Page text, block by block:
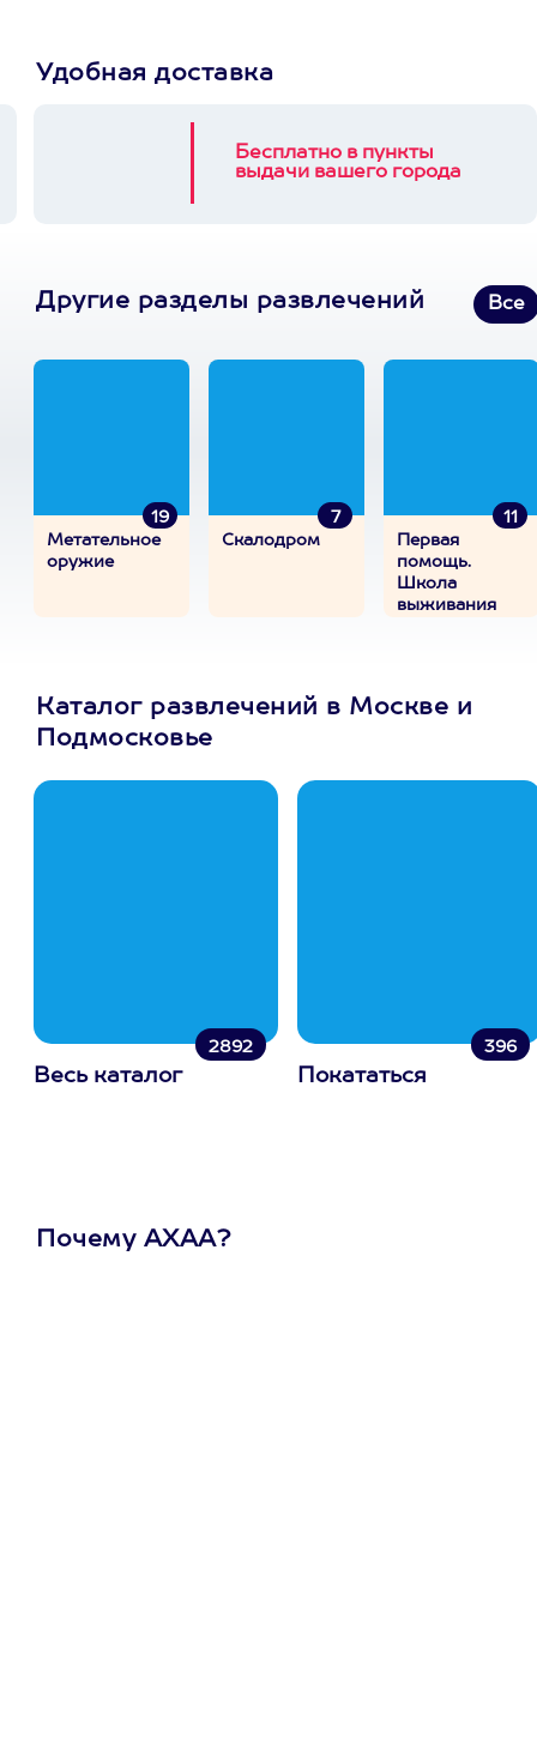
Удобная доставка
Бесплатно в пункты
выдачи вашего города
Другие разделы развлечений Все
19
Метательное
оружие
7
Скалодром
11
Первая
помощь.
Школа
выживания
Каталог развлечений в Москве и
Подмосковье
2892
Весь каталог
396
Покататься
Почему АХАА?